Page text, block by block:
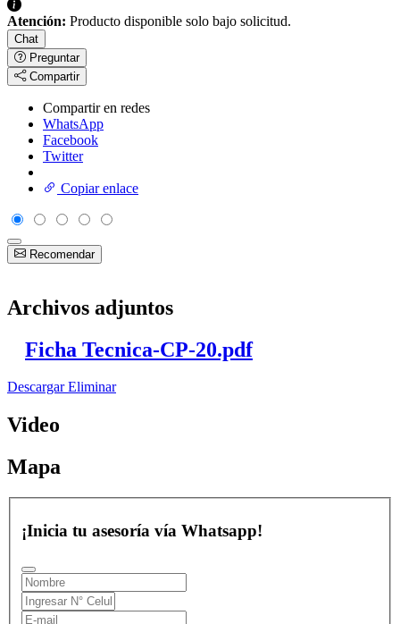
Atención: Producto disponible solo bajo solicitud.
Chat
Preguntar
Compartir
Compartir en redes
WhatsApp
Facebook
Twitter
Copiar enlace
Recomendar
Archivos adjuntos
Ficha Tecnica-CP-20.pdf
DescargarEliminar
Video
Mapa
¡Inicia tu asesoría vía Whatsapp!